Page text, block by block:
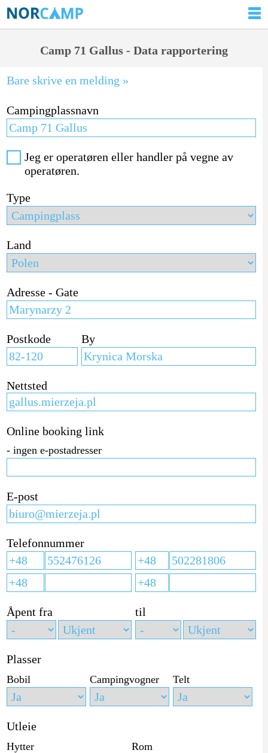
Camp 71 Gallus - Data rapportering
Bare skrive en melding »
Campingplassnavn
Jeg er operatøren eller handler på vegne av
operatøren.
Type
Land
Adresse - Gate
Postkode By
Nettsted
Online booking link
- ingen e-postadresser
E-post
Telefonnummer
Åpent fra til
Plasser
Bobil Campingvogner Telt
Utleie
Hytter Rom